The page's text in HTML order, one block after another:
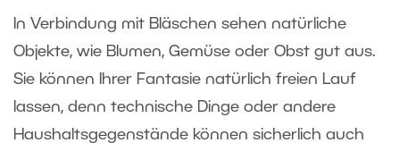
In Verbindung mit Bläschen sehen natürliche
Objekte, wie Blumen, Gemüse oder Obst gut aus.
Sie können Ihrer Fantasie natürlich freien Lauf
lassen, denn technische Dinge oder andere
Haushaltsgegenstände können sicherlich auch